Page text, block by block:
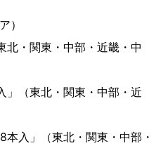
）
北・関東・中部・近畿・中
」（東北・関東・中部・近
本入」（東北・関東・中部・